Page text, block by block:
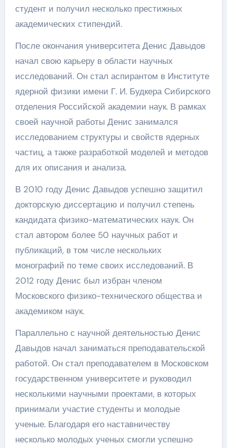
студент и получил несколько престижных
академических стипендий.
После окончания университета Денис Давыдов
начал свою карьеру в области научных
исследований. Он стал аспирантом в Институте
ядерной физики имени Г. И. Будкера Сибирского
отделения Российской академии наук. В рамках
своей научной работы Денис занимался
исследованием структуры и свойств ядерных
частиц, а также разработкой моделей и методов
для их описания и анализа.
В 2010 году Денис Давыдов успешно защитил
докторскую диссертацию и получил степень
кандидата физико-математических наук. Он
стал автором более 50 научных работ и
публикаций, в том числе нескольких
монографий по теме своих исследований. В
2012 году Денис был избран членом
Московского физико-технического общества и
академиком наук.
Параллельно с научной деятельностью Денис
Давыдов начал заниматься преподавательской
работой. Он стал преподавателем в Московском
государственном университете и руководил
несколькими научными проектами, в которых
принимали участие студенты и молодые
ученые. Благодаря его наставничеству
несколько молодых ученых смогли успешно